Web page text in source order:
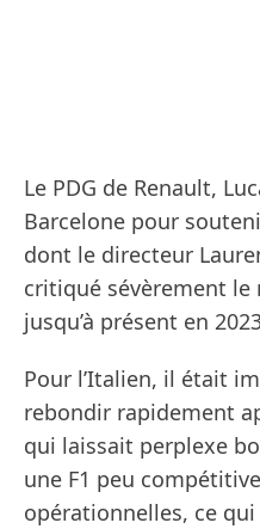
Le PDG de Renault,
Barcelone pour
dont le directeur
critiqué sévèrement le
jusqu’à présent en
Pour l’Italien, il était
rebondir rapidement
qui laissait perplexe
une F1 peu
opérationnelles, ce qui